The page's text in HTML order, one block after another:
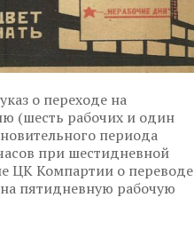
о переходе на
(шесть рабочих и один
периода
при шестидневной
ЦК Компартии о переводе
пятидневную рабочую